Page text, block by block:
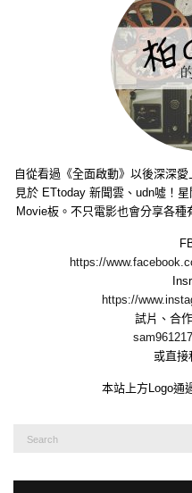
自從看過《全面啟動》以後深深
見於 ETtoday 新聞雲、udn噓！
Movie板。不只電影也會分享各種
https://
https://
試片、合
或直接
本站上方Logo通
Search